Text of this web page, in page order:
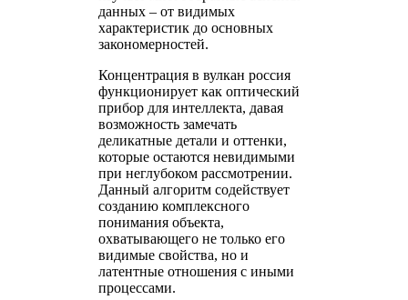
данных – от видимых
характеристик до основных
закономерностей.
Концентрация в вулкан россия
функционирует как оптический
прибор для интеллекта, давая
возможность замечать
деликатные детали и оттенки,
которые остаются невидимыми
при неглубоком рассмотрении.
Данный алгоритм содействует
созданию комплексного
понимания объекта,
охватывающего не только его
видимые свойства, но и
латентные отношения с иными
процессами.